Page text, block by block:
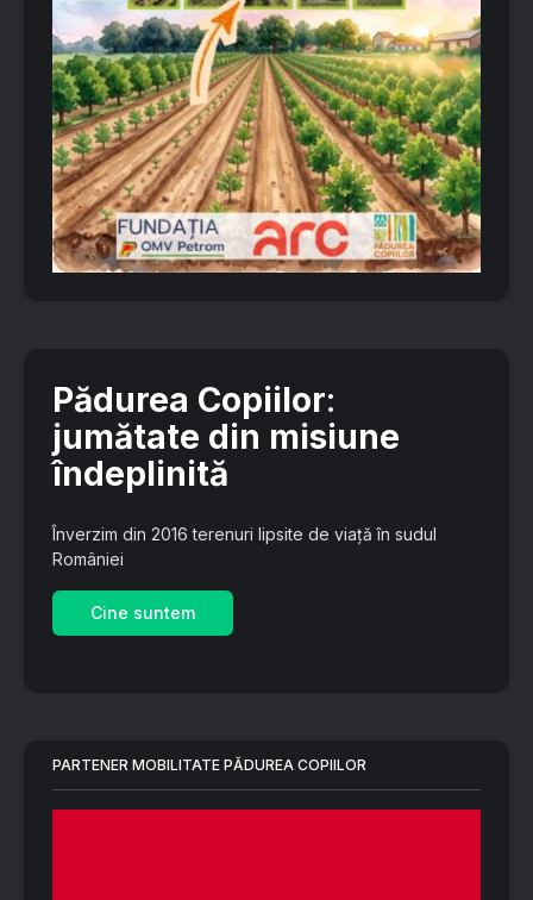
Pădurea Copiilor:
jumătate din misiune
îndeplinită
Înverzim din 2016 terenuri lipsite de viață în sudul
României
Cine suntem
PARTENER MOBILITATE PĂDUREA COPIILOR